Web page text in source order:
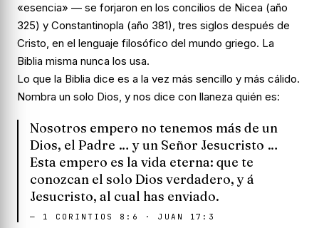
«esencia» — se forjaron en los concilios de Nicea (año
325) y Constantinopla (año 381), tres siglos después de
Cristo, en el lenguaje filosófico del mundo griego. La
Biblia misma nunca los usa.
Lo que la Biblia dice es a la vez más sencillo y más cálido.
Nombra un solo Dios, y nos dice con llaneza quién es:
Nosotros empero no tenemos más de un
Dios, el Padre … y un Señor Jesucristo …
Esta empero es la vida eterna: que te
conozcan el solo Dios verdadero, y á
Jesucristo, al cual has enviado.
— 1 CORINTIOS 8:6 · JUAN 17:3